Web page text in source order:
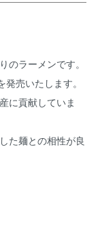
のラーメンです。
売いたします。
に貢献していま
た麺との相性が良